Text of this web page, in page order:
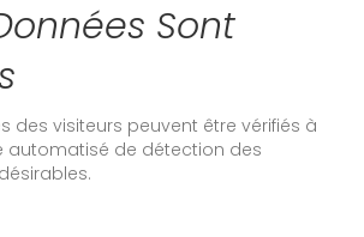
Sont
des visiteurs peuvent être vérifiés à
automatisé de détection des